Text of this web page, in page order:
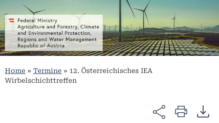
Home » Termine » 12. Österreichisches IEA
Wirbelschichttreffen